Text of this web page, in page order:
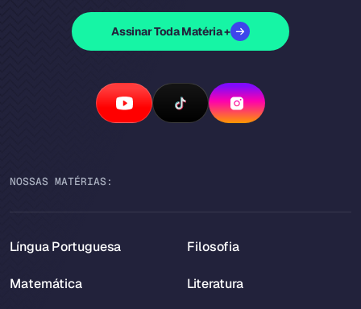
Assinar Toda Matéria +
NOSSAS MATÉRIAS:
Língua Portuguesa
Matemática
Filosofia
Literatura